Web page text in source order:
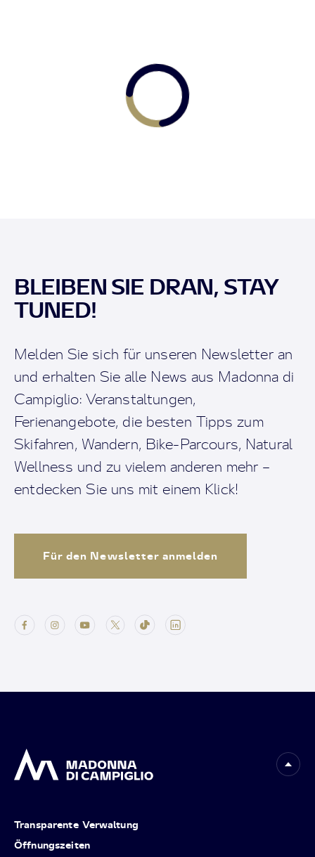
BLEIBEN SIE DRAN, STAY
TUNED!
Melden Sie sich für unseren Newsletter an
und erhalten Sie alle News aus Madonna di
Campiglio: Veranstaltungen,
Ferienangebote, die besten Tipps zum
Skifahren, Wandern, Bike-Parcours, Natural
Wellness und zu vielem anderen mehr –
entdecken Sie uns mit einem Klick!
Für den Newsletter anmelden
Transparente Verwaltung
Öffnungszeiten